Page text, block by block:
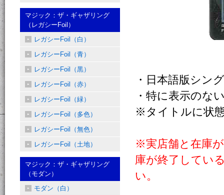
・日本語版シン
・特に表示のな
※タイトルに状
※実店舗と在庫
庫が終了してい
い。
マジック：ザ・ギャザリング
（レガシーFoil）
レガシーFoil（白）
レガシーFoil（青）
レガシーFoil（黒）
レガシーFoil（赤）
レガシーFoil（緑）
レガシーFoil（多色）
レガシーFoil（無色）
レガシーFoil（土地）
マジック：ザ・ギャザリング
（モダン）
モダン（白）